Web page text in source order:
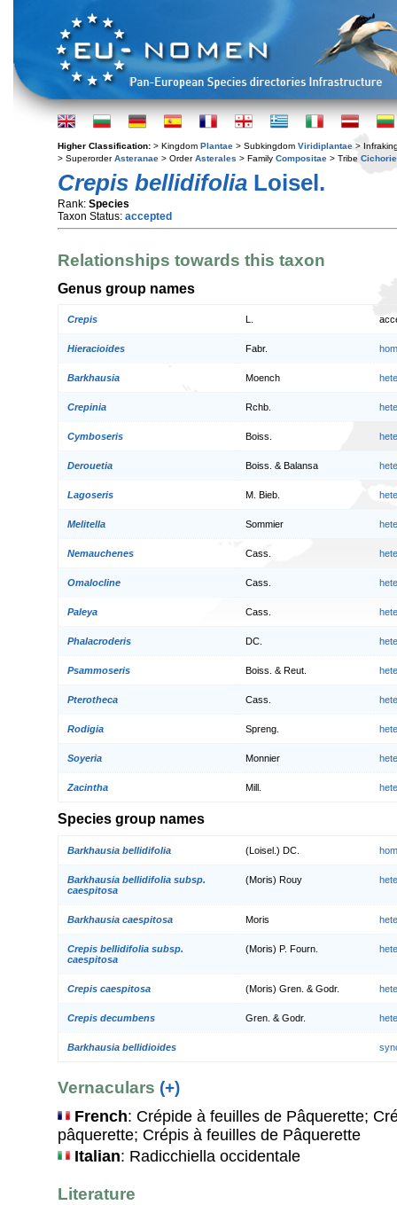
Higher Classification: > Kingdom Plantae > Subkingdom Viridiplantae >
> SuperorderAsteranae > OrderAsterales > Family Compositae > Tribe
Crepis bellidifolia Loisel.
Rank: Species
Taxon Status: accepted
Relationships towards this taxon
Genus group names
Crepis
Hieracioides Fabr.
Barkhausia Moench
Crepinia Rchb.
Cymboseris Boiss.
Derouetia Boiss. & Balansa
Lagoseris M. Bieb.
Melitella Sommier
Nemauchenes Cass.
Omalocline Cass.
Paleya Cass.
Phalacroderis DC.
Psammoseris Boiss. & Reut.
Pterotheca Cass.
Rodigia Spreng.
Soyeria Monnier
Zacintha Mill.
Species group names
Barkhausia bellidifolia (Loisel.) DC.
Barkhausia bellidifolia subsp.
caespitosa
(Moris) Rouy
Barkhausia caespitosa Moris
Crepis bellidifolia subsp.
caespitosa
(Moris) P. Fourn.
Crepis caespitosa (Moris) Gren. & Godr.
Crepis decumbens Gren. & Godr.
Barkhausia bellidioides
Vernaculars (+)
French: Crépide à feuilles de Pâquerette;
pâquerette; Crépis à feuilles de Pâquerette
Italian: Radicchiella occidentale
Literature